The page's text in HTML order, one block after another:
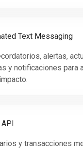
Text Messaging
alertas,
y notificaciones para
y transacciones